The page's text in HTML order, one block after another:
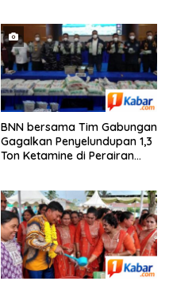
FC dengan Skor 3-2
BNN bersama Tim Gabungan
Gagalkan Penyelundupan 1,3
Ton Ketamine di Perairan